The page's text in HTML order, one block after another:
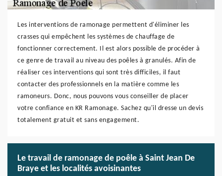
Les interventions de ramonage permettent d'éliminer les
crasses qui empêchent les systèmes de chauffage de
fonctionner correctement. Il est alors possible de procéder à
ce genre de travail au niveau des poêles à granulés. Afin de
réaliser ces interventions qui sont très difficiles, il faut
contacter des professionnels en la matière comme les
ramoneurs. Donc, nous pouvons vous conseiller de placer
votre confiance en KR Ramonage. Sachez qu'il dresse un devis
totalement gratuit et sans engagement.
Le travail de ramonage de poêle à Saint Jean De
Braye et les localités avoisinantes